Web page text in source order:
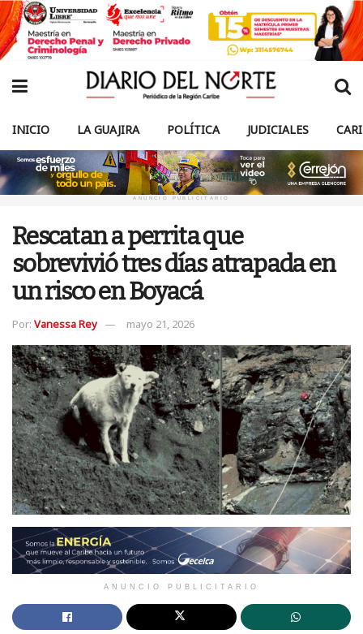
INICIO LA GUAJIRA POLÍTICA JUDICIALES
ANUNCIO PUBLICITARIO
Rescatan a perrita que
sobrevivió tres días atrapada en
un risco en Boyacá
Por: Vanessa Rey mayo 21, 2026
ANUNCIO PUBLICITARIO